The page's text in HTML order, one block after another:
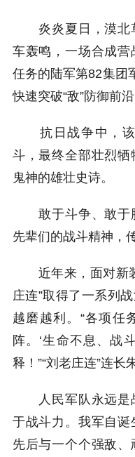
炎炎夏日，漠北
车轰鸣，一场合成
任务的陆军第82集团
快速突破“敌”防御前
抗日战争中，该
斗，最终全部壮烈
鬼神的雄壮史诗。
敢于斗争、敢于胜
先辈们的战斗精神，
近年来，面对新装
庄连”取得了一系列
越磨越利。“各项任
阵。‘生命不息、战
释！”“刘老庄连”连长
人民军队永远是
于战斗力。我军自诞
先后与一个个强敌、